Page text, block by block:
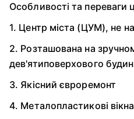
Особливості та переваги
1. Центр міста (ЦУМ), не
2. Розташована на
дев'ятиповерхового
3. Якісний євроремонт
4. Металопластикові